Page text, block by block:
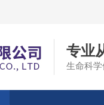
专业
生命科